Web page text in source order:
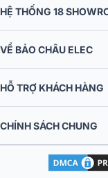
HỆ THỐNG 18
VỀ BẢO CHÂU ELEC
HỖ TRỢ KHÁCH HÀNG
CHÍNH SÁCH CHUNG